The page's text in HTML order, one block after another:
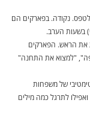
לטפס. נקודה. בפארקים הם
בשעות הערב.
את הראש. הפארקים
"למצוא את התחנה"
של משפחות
לתרגל כמה מילים